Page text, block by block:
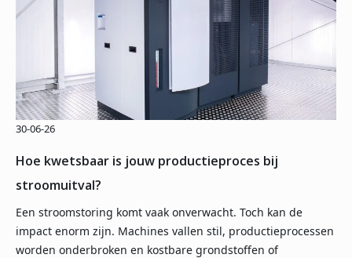
Hoe kwetsbaar is jouw productieproces bij
stroomuitval?
30-06-26
Een stroomstoring komt vaak onverwacht. Toch kan de
impact enorm zijn. Machines vallen stil, productieprocessen
worden onderbroken en kostbare grondstoffen of